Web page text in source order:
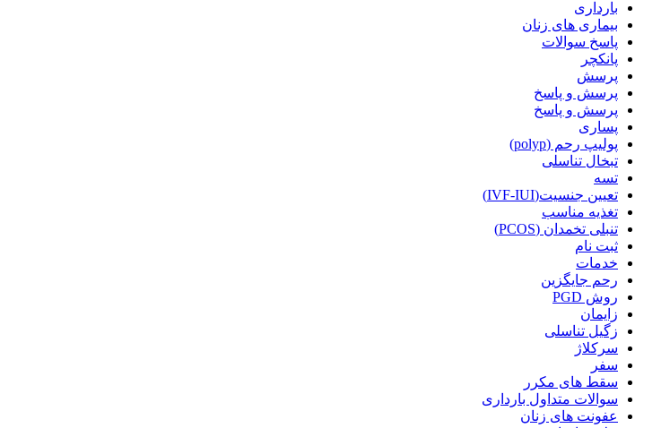
بارداری
بیماری های زنان
پاسخ سوالات
پانکچر
پرسش
پرسش و پاسخ
پرسش و پاسخ
پساری
پولیپ رحم (polyp)
تبخال تناسلی
تسه
تعیین جنسیت(IVF-IUI)
تغذیه مناسب
تنبلی تخمدان (PCOS)
ثبت نام
خدمات
رحم جایگزین
روش PGD
زایمان
زگیل تناسلی
سرکلاژ
سفر
سقط های مکرر
سوالات متداول بارداری
عفونت های زنان